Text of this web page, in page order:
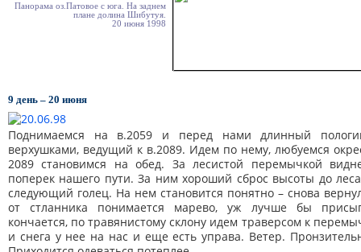
Панорама оз.Патовое с юга. На заднем
плане долина Шибутуя.
20 июня 1998
9 день – 20 июня
Поднимаемся на в.2059 и перед нами длинный
верхушками, ведущий к в.2089. Идем по нему, любуемся
2089 становимся на обед. За лесистой перемычкой
поперек нашего пути. За ним хороший сброс высоты до
следующий голец. На нем становится понятно – снова
от стланника понимается марево, уж лучше бы
кончается, по травянистому склону идем траверсом к
и снега у нее на нас и еще есть управа. Ветер.